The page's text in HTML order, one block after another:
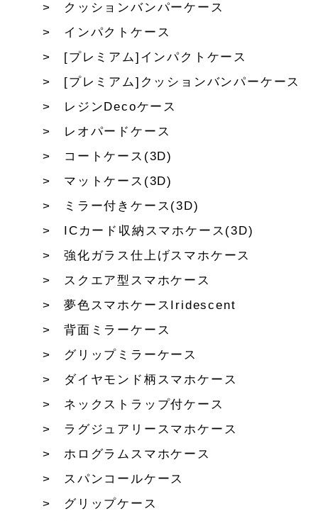
クッションバンパーケース
インパクトケース
[プレミアム]インパクトケース
[プレミアム]クッションバンパーケース
レジンDecoケース
レオパードケース
コートケース(3D)
マットケース(3D)
ミラー付きケース(3D)
ICカード収納スマホケース(3D)
強化ガラス仕上げスマホケース
スクエア型スマホケース
夢色スマホケースIridescent
背面ミラーケース
グリップミラーケース
ダイヤモンド柄スマホケース
ネックストラップ付ケース
ラグジュアリースマホケース
ホログラムスマホケース
スパンコールケース
グリップケース